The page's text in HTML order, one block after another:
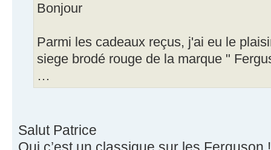
Bonjour
Parmi les cadeaux reçus, j'ai eu le
siege brodé rouge de la marque "
…
Salut Patrice
Oui c’est un classique sur les